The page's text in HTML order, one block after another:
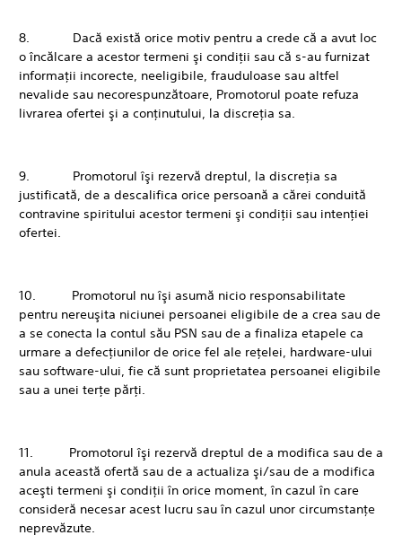
8. Dacă există orice motiv pentru a crede că a avut loc
o încălcare a acestor termeni şi condiţii sau că s-au furnizat
informaţii incorecte, neeligibile, frauduloase sau altfel
nevalide sau necorespunzătoare, Promotorul poate refuza
livrarea ofertei şi a conţinutului, la discreţia sa.
9. Promotorul îşi rezervă dreptul, la discreţia sa
justificată, de a descalifica orice persoană a cărei conduită
contravine spiritului acestor termeni şi condiţii sau intenţiei
ofertei.
10. Promotorul nu îşi asumă nicio responsabilitate
pentru nereuşita niciunei persoanei eligibile de a crea sau de
a se conecta la contul său PSN sau de a finaliza etapele ca
urmare a defecţiunilor de orice fel ale reţelei, hardware-ului
sau software-ului, fie că sunt proprietatea persoanei eligibile
sau a unei terţe părţi.
11. Promotorul îşi rezervă dreptul de a modifica sau de a
anula această ofertă sau de a actualiza şi/sau de a modifica
aceşti termeni şi condiţii în orice moment, în cazul în care
consideră necesar acest lucru sau în cazul unor circumstanţe
neprevăzute.